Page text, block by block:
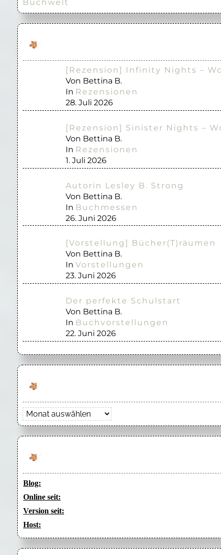
Buchwelt
[Rezension] Infinity Nights –
Von Bettina B.
In Rezensionen
28. Juli 2026
[Rezension] Sinister Nights –
Von Bettina B.
In Rezensionen
1. Juli 2026
Autorin Lesley B. Strong
Von Bettina B.
In Buchmessen
26. Juni 2026
[Vorstellung] Bücher(T)räumen
Von Bettina B.
In Vorstellungen
23. Juni 2026
Der perfekte Schulstart
Von Bettina B.
In Buchvorstellungen
22. Juni 2026
Archiv
Blog:
Online seit:
Version seit:
Host: